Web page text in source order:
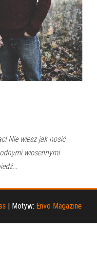
Nie wiesz jak nosić
wiosennymi
| Motyw: Envo Magazine